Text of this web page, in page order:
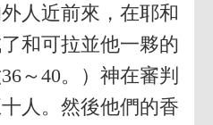
人近前來，在耶和
和可拉並他一夥的
～40。）神在審判
人。然後他們的香